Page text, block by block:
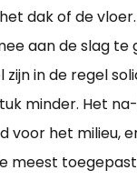
dak of de
aan de slag
in de regel
minder. Het
voor het milieu,
meest